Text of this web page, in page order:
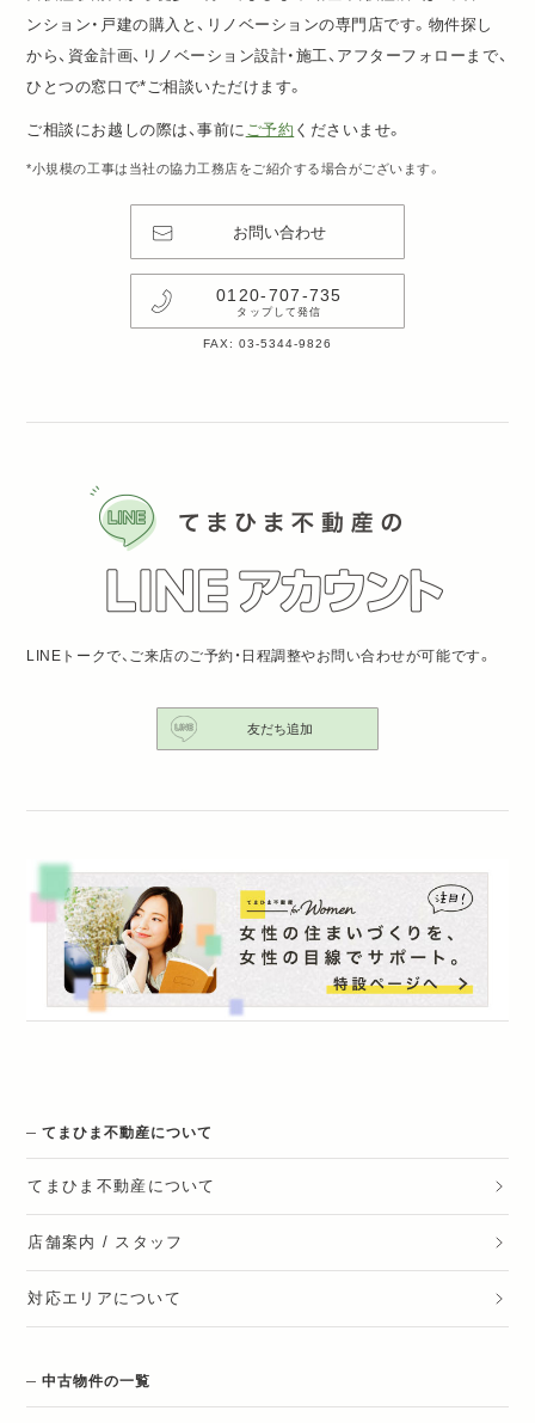
ンション・戸建の購入と、リノベーションの専門店です。物件探し
から、資金計画、リノベーション設計・施工、アフターフォローまで、
ひとつの窓口で*ご相談いただけます。
ご相談にお越しの際は、事前に ご予約 くださいませ。
*小規模の工事は当社の協力工務店をご紹介する場合がございます。
お問い合わせ
0120-707-735
タップして発信
FAX: 03-5344-9826
LINEトークで、ご来店のご予約・日程調整やお問い合わせが可能です。
友だち追加
てまひま不動産について
てまひま不動産 について
店舗案内 / スタッフ
対応エリアについて
中古物件の一覧